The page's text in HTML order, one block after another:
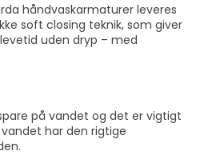
håndvaskarmaturer leveres
soft closing teknik, som giver
uden dryp – med
på vandet og det er vigtigt
har den rigtige